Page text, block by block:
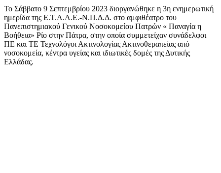
Το Σάββατο 9 Σεπτεμβρίου 2023 διοργανώθηκε η 3η ενημερωτική
ημερίδα της Ε.Τ.Α.Α.Ε.-Ν.Π.Δ.Δ. στο αμφιθέατρο του
Πανεπιστημιακού Γενικού Νοσοκομείου Πατρών « Παναγία η
Βοήθεια» Ρίο στην Πάτρα, στην οποία συμμετείχαν συνάδελφοι
ΠΕ και ΤΕ Τεχνολόγοι Ακτινολογίας Ακτινοθεραπείας από
νοσοκομεία, κέντρα υγείας και ιδιωτικές δομές της Δυτικής
Ελλάδας.